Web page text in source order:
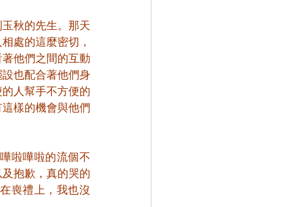
秋的先生。那天
處的這麼密切，
他們之間的互動
也配合著他們身
人幫手不方便的
樣的機會與他們
啦嘩啦的流個不
抱歉，真的哭的
喪禮上，我也沒